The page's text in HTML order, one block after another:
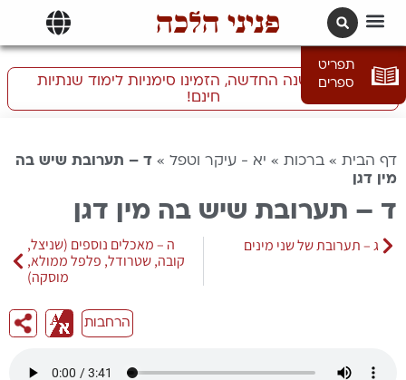
פניני הלכה
תפריט
ספרים
התכוננו לשנה החדשה, הזמינו סימניות לימוד שנתיות
חינם!
דף הבית » ברכות » יא - עיקר וטפל » ד – תערובת שיש בה
מין דגן
ד – תערובת שיש בה מין דגן
ג – תערובת של שני מינים
ה – מאכלים נוספים (שניצל,
קובה, שטרודל, פלפל ממולא,
מוסקה)
הרחבות